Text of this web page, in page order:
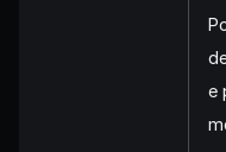
e